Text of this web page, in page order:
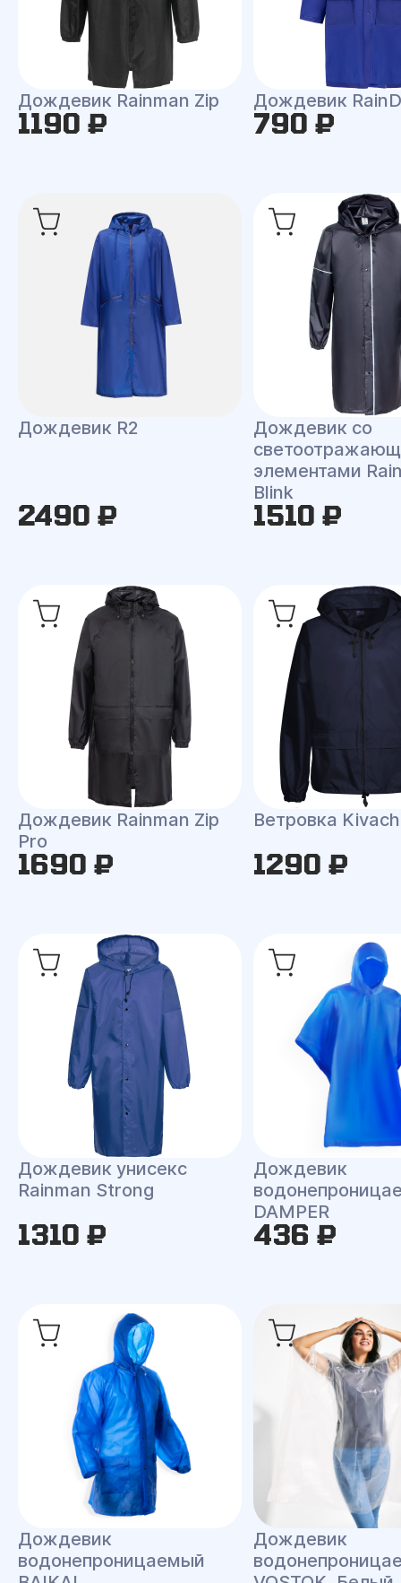
Дождевик Rainman Zip
1190 ₽
Дождевик
790 ₽
Дождевик R2
2490 ₽
Дождевик со
элементами
Blink
1510 ₽
Дождевик Rainman Zip
Pro
1690 ₽
Ветровка
1290 ₽
Дождевик унисекс
Rainman Strong
1310 ₽
Дождевик
DAMPER
436 ₽
Дождевик
водонепроницаемый
Дождевик